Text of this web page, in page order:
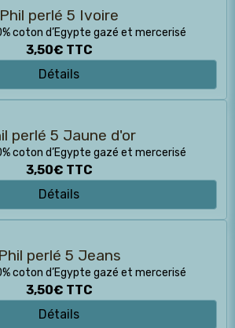
Phil perlé 5 Ivoire
coton d’Egypte gazé et mercerisé
3,50€ TTC
Détails
perlé 5 Jaune d'or
coton d’Egypte gazé et mercerisé
3,50€ TTC
Détails
Phil perlé 5 Jeans
coton d’Egypte gazé et mercerisé
3,50€ TTC
Détails